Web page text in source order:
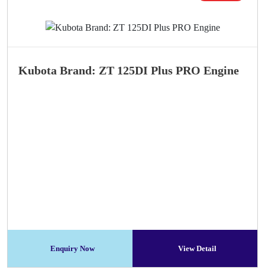
Kubota Brand: ZT 125DI Plus PRO Engine
Enquiry Now View Detail